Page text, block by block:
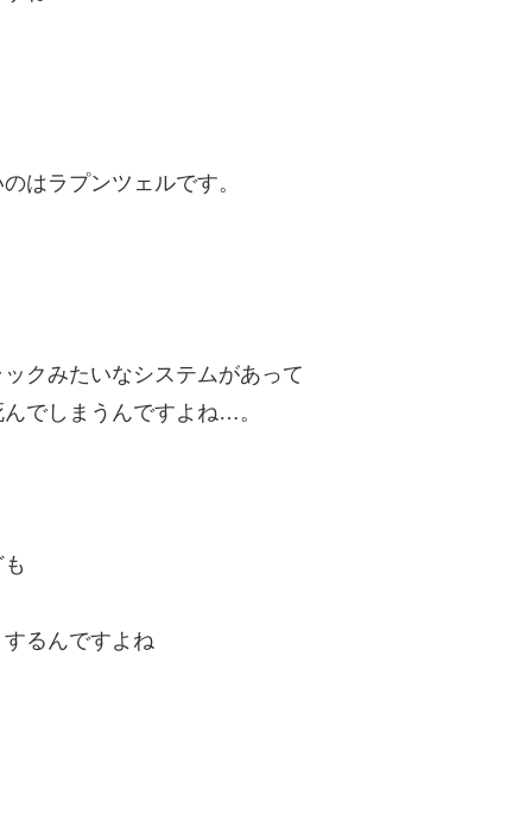
はラプンツェルです。
クみたいなシステムがあって
でしまうんですよね…。
るんですよね